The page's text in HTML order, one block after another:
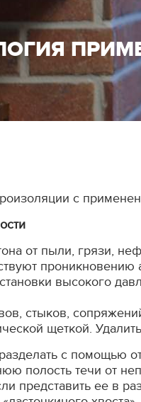
с
от пыли, грязи,
высокого
стыков,
щеткой.
с помощью
полость течи от
представить ее в